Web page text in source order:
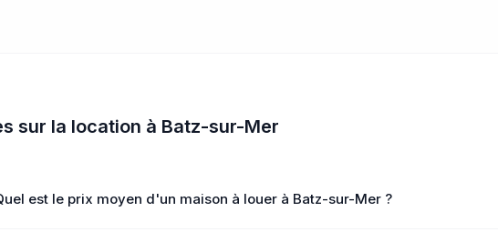
sur la location à Batz-sur-Mer
est le prix moyen d'un maison à louer à Batz-sur-Mer ?